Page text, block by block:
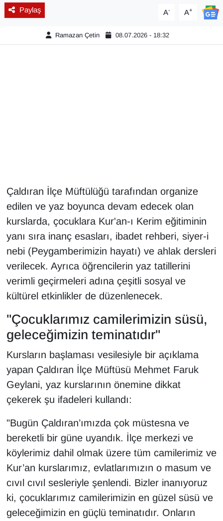
Paylaş A- A+
Ramazan Çetin 08.07.2026 - 18:32
Çaldıran İlçe Müftülüğü tarafından organize
edilen ve yaz boyunca devam edecek olan
kurslarda, çocuklara Kur'an-ı Kerim eğitiminin
yanı sıra inanç esasları, ibadet rehberi, siyer-i
nebi (Peygamberimizin hayatı) ve ahlak dersleri
verilecek. Ayrıca öğrencilerin yaz tatillerini
verimli geçirmeleri adına çeşitli sosyal ve
kültürel etkinlikler de düzenlenecek.
"Çocuklarımız camilerimizin süsü,
geleceğimizin teminatıdır"
Kursların başlaması vesilesiyle bir açıklama
yapan Çaldıran İlçe Müftüsü Mehmet Faruk
Geylani, yaz kurslarının önemine dikkat
çekerek şu ifadeleri kullandı:
"Bugün Çaldıran’ımızda çok müstesna ve
bereketli bir güne uyandık. İlçe merkezi ve
köylerimiz dahil olmak üzere tüm camilerimiz ve
Kur’an kurslarımız, evlatlarımızın o masum ve
cıvıl cıvıl sesleriyle şenlendi. Bizler inanıyoruz
ki, çocuklarımız camilerimizin en güzel süsü ve
geleceğimizin en güçlü teminatıdır. Onların
En çok konuşulanlar
İngilizce
Kadın
Kamu Alımları
Kim Kimdir?
Kültür & Sanat
KURDÎ
MAGAZİN
MEDYA
ONE EKONOMİ
POLİTİKA
Resmi İlanlar
RÖPORTAJ
SAĞLIK